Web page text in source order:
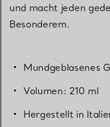
und macht jeden
Besonderem.
Mundgeblasenes
Volumen: 210 ml
Hergestellt in